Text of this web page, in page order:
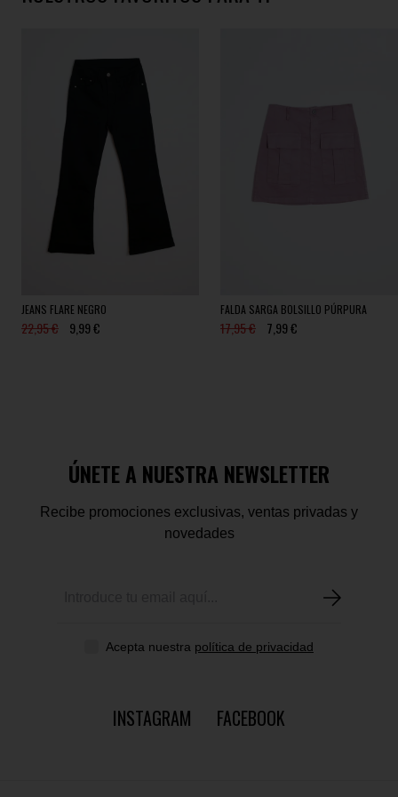
JEANS FLARE NEGRO
22,95 € 9,99 €
FALDA SARGA BOLSILLO PÚRPURA
17,95 € 7,99 €
ÚNETE A NUESTRA NEWSLETTER
Recibe promociones exclusivas, ventas privadas y
novedades
Acepta nuestra política de privacidad
INSTAGRAM FACEBOOK